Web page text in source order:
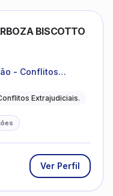
BISCOTTO
- Conflitos
-
Extrajudiciais.
Ver Perfil